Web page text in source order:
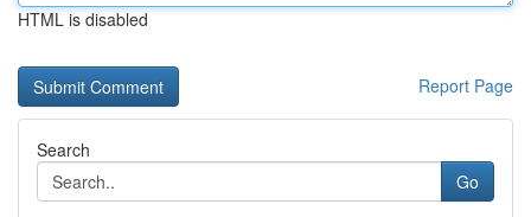
HTML is disabled
Report Page
Search
Go